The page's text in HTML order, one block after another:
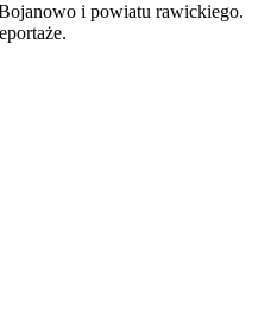
i powiatu rawickiego.